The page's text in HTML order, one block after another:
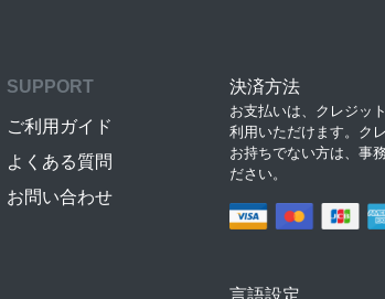
SUPPORT
ご利用ガイド
よくある質問
お問い合わせ
決済方法
お支払いは、クレジッ
利用いただけます。ク
お持ちでない方は、事
ださい。
言語設定